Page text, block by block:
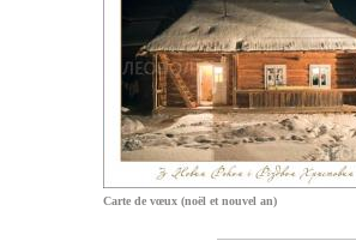
Carte de vœux (noël et nouvel an)